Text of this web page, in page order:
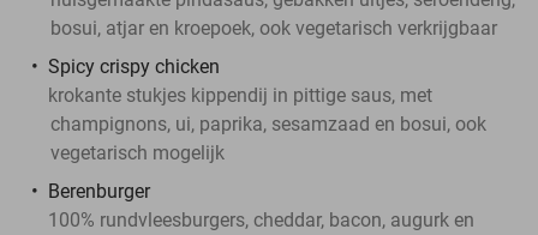
bosui, atjar en kroepoek, ook vegetarisch verkrijgbaar
Spicy crispy chicken
krokante stukjes kippendij in pittige saus, met
champignons, ui, paprika, sesamzaad en bosui, ook
vegetarisch mogelijk
Berenburger
100% rundvleesburgers, cheddar, bacon, augurk en